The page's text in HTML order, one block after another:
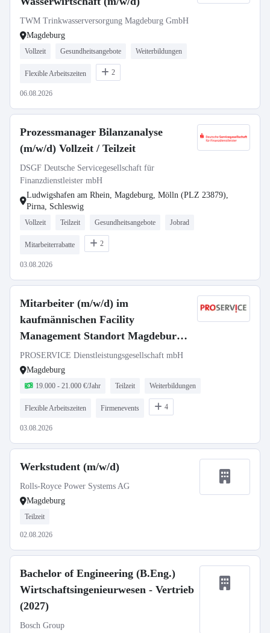
TWM Trinkwasserversorgung Magdeburg GmbH
Magdeburg
Vollzeit Gesundheitsangebote Weiterbildungen
Flexible Arbeitszeiten 2
06.08.2026
Prozessmanager Bilanzanalyse
(m/w/d) Vollzeit / Teilzeit
DSGF Deutsche Servicegesellschaft für
Finanzdienstleister mbH
Ludwigshafen am Rhein, Magdeburg, Mölln (PLZ 23879),
Pirna, Schleswig
Vollzeit Teilzeit Gesundheitsangebote Jobrad
Mitarbeiterrabatte 2
03.08.2026
Mitarbeiter (m/w/d) im
kaufmännischen Facility
Management Standort Magdeburg
in Teilzeit (20 Wochenstunden)
PROSERVICE Dienstleistungsgesellschaft mbH
Magdeburg
19.000 - 21.000 €/Jahr Teilzeit Weiterbildungen
Flexible Arbeitszeiten Firmenevents 4
03.08.2026
Werkstudent (m/w/d)
Rolls-Royce Power Systems AG
Magdeburg
Teilzeit
02.08.2026
Bachelor of Engineering (B.Eng.)
Wirtschaftsingenieurwesen - Vertrieb
(2027)
Bosch Group